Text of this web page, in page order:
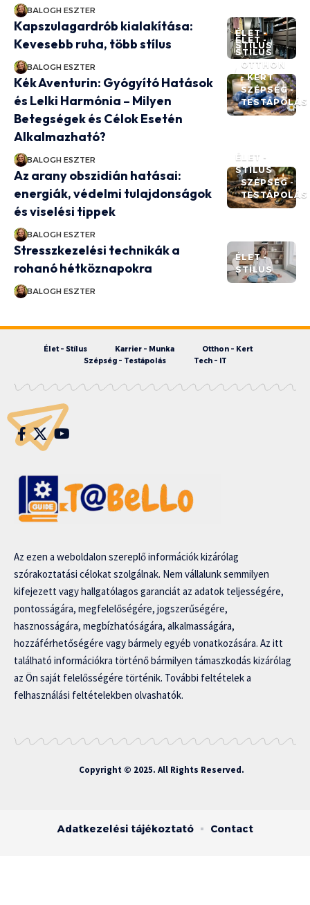
BALOGH ESZTER
ÉLET -
STÍLUS
Kapszulagardrób kialakítása:
Kevesebb ruha, több stílus
BALOGH ESZTER
ÉLET -
STÍLUS
OTTHON
- KERT
SZÉPSÉG -
TESTÁPOLÁS
Kék Aventurin: Gyógyító Hatások
és Lelki Harmónia – Milyen
Betegségek és Célok Esetén
Alkalmazható?
BALOGH ESZTER
ÉLET -
STÍLUS
SZÉPSÉG -
TESTÁPOLÁS
Az arany obszidián hatásai:
energiák, védelmi tulajdonságok
és viselési tippek
BALOGH ESZTER
ÉLET -
STÍLUS
Stresszkezelési technikák a
rohanó hétköznapokra
BALOGH ESZTER
Élet – Stílus Karrier – Munka
Otthon – Kert
Szépség – Testápolás
Tech – IT
Az ezen a weboldalon szereplő információk kizárólag
szórakoztatási célokat szolgálnak. Nem vállalunk semmilyen
kifejezett vagy hallgatólagos garanciát az adatok teljességére,
pontosságára, megfelelőségére, jogszerűségére,
hasznosságára, megbízhatóságára, alkalmasságára,
hozzáférhetőségére vagy bármely egyéb vonatkozására. Az itt
található információkra történő bármilyen támaszkodás kizárólag
az Ön saját felelősségére történik. További feltételek a
felhasználási feltételekben olvashatók.
Copyright © 2025. All Rights Reserved.
Adatkezelési tájékoztató Contact